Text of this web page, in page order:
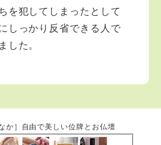
を犯してしまったとして
しっかり反省できる人で
した。
か］自由で美しい位牌とお仏壇